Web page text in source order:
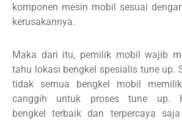
komponen mesin mobil sesuai
kerusakannya.
Maka dari itu, pemilik mobil wajib
tahu lokasi bengkel spesialis tune up.
tidak semua bengkel mobil
canggih untuk proses tune up.
bengkel terbaik dan terpercaya